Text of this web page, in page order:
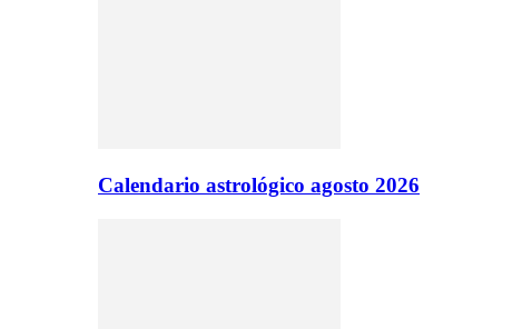
Calendario astrológico agosto 2026